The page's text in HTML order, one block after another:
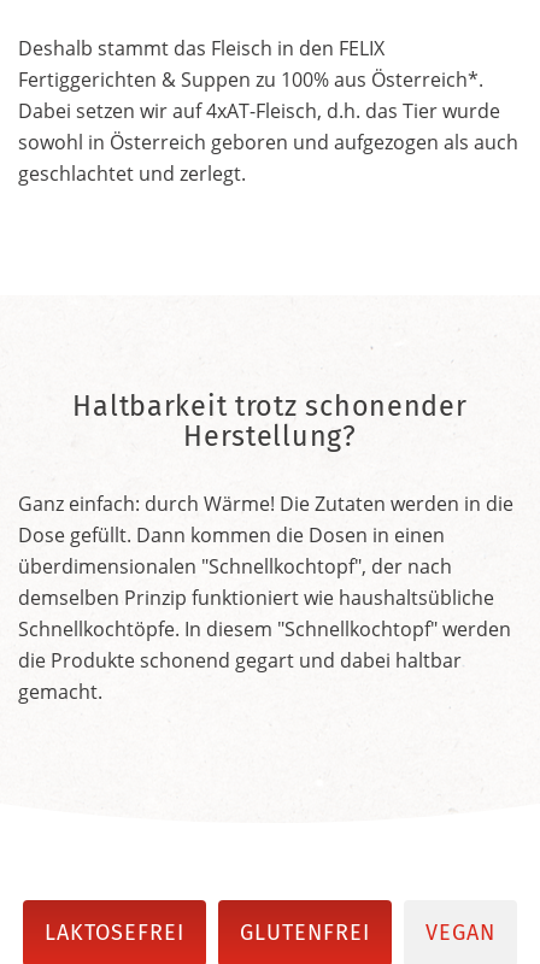
Deshalb stammt das Fleisch in den FELIX
Fertiggerichten & Suppen zu 100% aus Österreich*.
Dabei setzen wir auf 4xAT-Fleisch, d.h. das Tier wurde
sowohl in Österreich geboren und aufgezogen als auch
geschlachtet und zerlegt.
Haltbarkeit trotz schonender
Herstellung?
Ganz einfach: durch Wärme! Die Zutaten werden in die
Dose gefüllt. Dann kommen die Dosen in einen
überdimensionalen "Schnellkochtopf", der nach
demselben Prinzip funktioniert wie haushaltsübliche
Schnellkochtöpfe. In diesem "Schnellkochtopf" werden
die Produkte schonend gegart und dabei haltbar
gemacht.
LAKTOSEFREI GLUTENFREI VEGAN